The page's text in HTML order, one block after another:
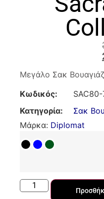
Μεγάλο Σακ
Κωδικός:
Κατηγορία:
Σακ
Μάρκα: Diplomat